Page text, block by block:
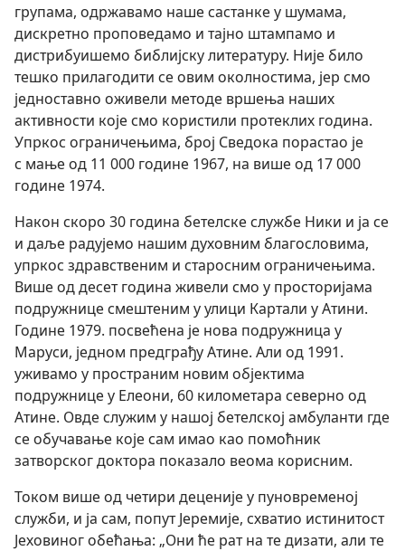
групама, одржавамо наше састанке у шумама,
дискретно проповедамо и тајно штампамо и
дистрибуишемо библијску литературу. Није било
тешко прилагодити се овим околностима, јер смо
једноставно оживели методе вршења наших
активности које смо користили протеклих година.
Упркос ограничењима, број Сведока порастао је
с мање од 11 000 године 1967, на више од 17 000
године 1974.
Након скоро 30 година бетелске службе Ники и ја се
и даље радујемо нашим духовним благословима,
упркос здравственим и старосним ограничењима.
Више од десет година живели смо у просторијама
подружнице смештеним у улици Картали у Атини.
Године 1979. посвећена је нова подружница у
Маруси, једном предграђу Атине. Али од 1991.
уживамо у пространим новим објектима
подружнице у Елеони, 60 километара северно од
Атине. Овде служим у нашој бетелској амбуланти где
се обучавање које сам имао као помоћник
затворског доктора показало веома корисним.
Током више од четири деценије у пуновременој
служби, и ја сам, попут Јеремије, схватио истинитост
Јеховиног обећања: „Они ће рат на те дизати, али те